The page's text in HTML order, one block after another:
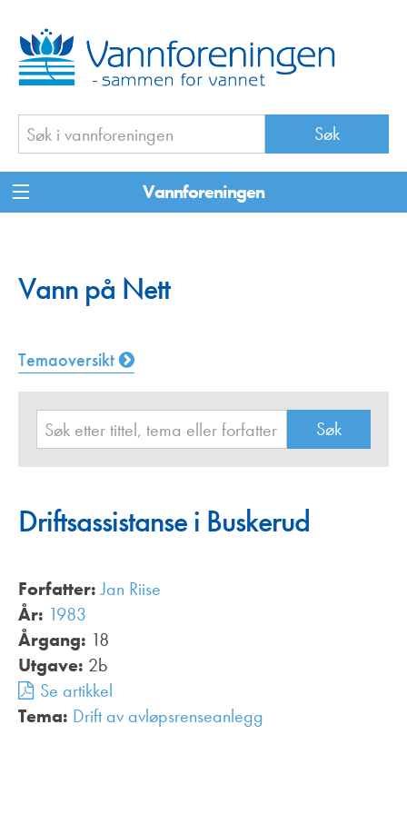
Vannforeningen
Vann på Nett
Temaoversikt
Driftsassistanse i Buskerud
Forfatter: Jan Riise
År: 1983
Årgang: 18
Utgave: 2b
Se artikkel
Tema: Drift av avløpsrenseanlegg